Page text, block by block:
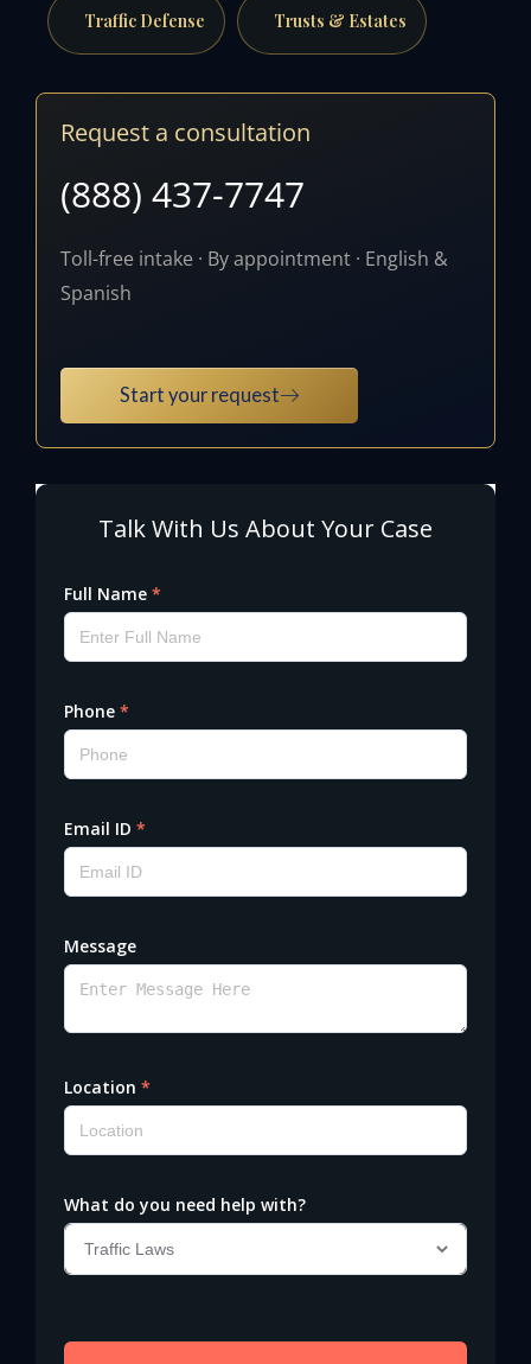
Traffic Defense Trusts & Estates
Request a consultation
(888) 437-7747
Toll-free intake · By appointment · English &
Spanish
Start your request